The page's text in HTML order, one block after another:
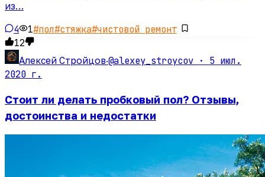
из…
4 1#пол#стяжка#чистовой ремонт
12
Алексей Стройцов·@alexey_stroycov · 5 июл.
2020 г.
Стоит ли делать пробковый пол? Отзывы,
достоинства и недостатки